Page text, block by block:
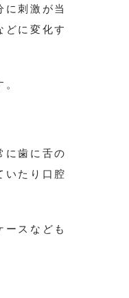
に刺激が当
どに変化す
に歯に舌の
いたり口腔
ースなども